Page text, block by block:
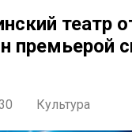
театр
премьерой
Культура